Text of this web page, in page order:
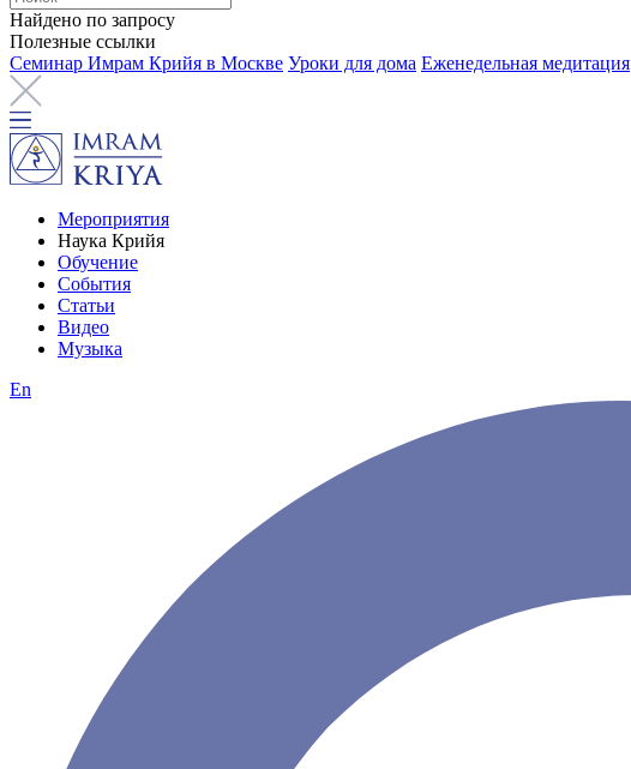
Найдено по запросу
Полезные ссылки
Семинар Имрам Крийя в Москве Уроки для дома Еженедельная медитация
Мероприятия
Наука Крийя
Обучение
События
Статьи
Видео
Музыка
En